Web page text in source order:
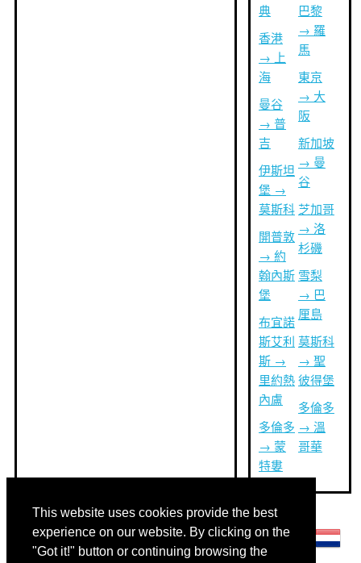
This website uses cookies provide the best
experience on our website. By clicking on the
"Got it!" button or continuing browsing the
典
香港
→ 上
海
曼谷
→ 普
吉
伊斯坦
堡 →
莫斯科
開普敦
→ 約
翰內斯
堡
布宜諾
斯艾利
斯 →
里約熱
內盧
多倫多
→ 蒙
特婁
巴黎
→ 羅
馬
東京
→ 大
阪
新加坡
→ 曼
谷
芝加哥
→ 洛
杉磯
雪梨
→ 巴
厘島
莫斯科
→ 聖
彼得堡
多倫多
→ 溫
哥華
其他語言: